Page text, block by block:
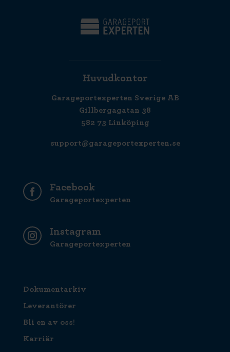
Huvudkontor
Garageportexperten Sverige AB
Gillbergagatan 38
582 73 Linköping
support@garageportexperten.se
Facebook
Garageportexperten
Instagram
Garageportexperten
Dokumentarkiv
Leverantörer
Bli en av oss!
Karriär